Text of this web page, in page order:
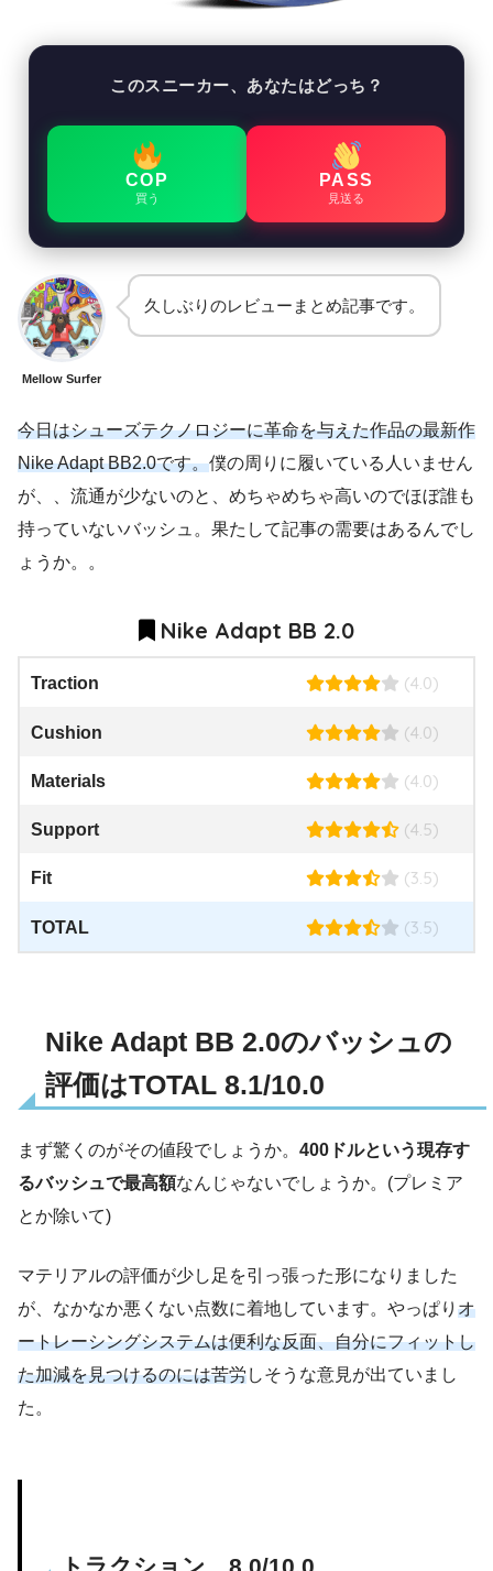
このスニーカー、あなたはどっち？
COP
買う
PASS
見送る
Mellow Surfer
久しぶりのレビューまとめ記事です。
今日はシューズテクノロジーに革命を与えた作品の最新作
Nike Adapt BB2.0です。僕の周りに履いている人いません
が、、流通が少ないのと、めちゃめちゃ高いのでほぼ誰も
持っていないバッシュ。果たして記事の需要はあるんでし
ょうか。。
Nike Adapt BB 2.0
Traction (4.0)
Cushion (4.0)
Materials (4.0)
Support (4.5)
Fit (3.5)
TOTAL (3.5)
Nike Adapt BB 2.0のバッシュの
評価はTOTAL 8.1/10.0
まず驚くのがその値段でしょうか。 400ドルという現存す
るバッシュで最高額なんじゃないでしょうか。(プレミア
とか除いて)
マテリアルの評価が少し足を引っ張った形になりました
が、なかなか悪くない点数に着地しています。やっぱり オ
ートレーシングシステムは便利な反面、自分にフィットし
た加減を見つけるのには苦労しそうな意見が出ていまし
た。
トラクション 8.0/10.0